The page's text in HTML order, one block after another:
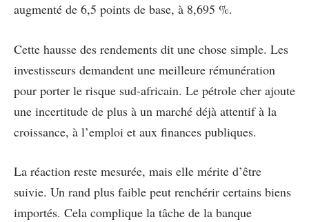
augmenté de 6,5 points de base, à 8,695 %.
Cette hausse des rendements dit une chose simple. Les
investisseurs demandent une meilleure rémunération
pour porter le risque sud-africain. Le pétrole cher ajoute
une incertitude de plus à un marché déjà attentif à la
croissance, à l’emploi et aux finances publiques.
La réaction reste mesurée, mais elle mérite d’être
suivie. Un rand plus faible peut renchérir certains biens
importés. Cela complique la tâche de la banque